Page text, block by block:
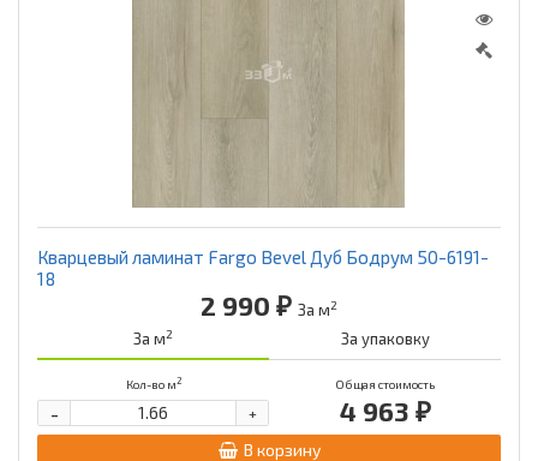
Кварцевый ламинат Fargo Bevel Дуб Бодрум 50-6191-
18
2 990 ₽ За м2
За м2 За упаковку
Кол-во м2 Общая стоимость
4 963 ₽
+
-
В корзину